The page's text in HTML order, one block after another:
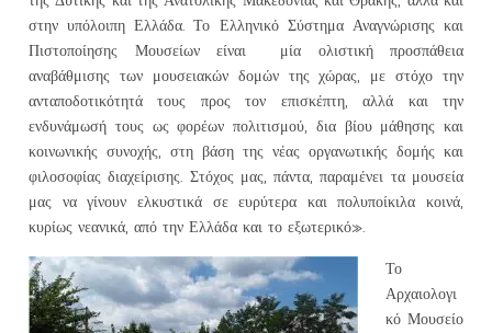
στην υπόλοιπη Ελλάδα. Το Ελληνικό Σύστημα Αναγνώρισης και
Πιστοποίησης Μουσείων είναι μία ολιστική προσπάθεια
αναβάθμισης των μουσειακών δομών της χώρας, με στόχο την
ανταποδοτικότητά τους προς τον επισκέπτη, αλλά και την
ενδυνάμωσή τους ως φορέων πολιτισμού, δια βίου μάθησης και
κοινωνικής συνοχής, στη βάση της νέας οργανωτικής δομής και
φιλοσοφίας διαχείρισης. Στόχος μας, πάντα, παραμένει τα μουσεία
μας να γίνουν ελκυστικά σε ευρύτερα και πολυποίκιλα κοινά,
κυρίως νεανικά, από την Ελλάδα και το εξωτερικό».
Το
Αρχαιολογι
κό Μουσείο